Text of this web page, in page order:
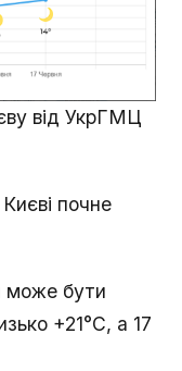
від УкрГМЦ
почне
може бути
+21°С, а 17